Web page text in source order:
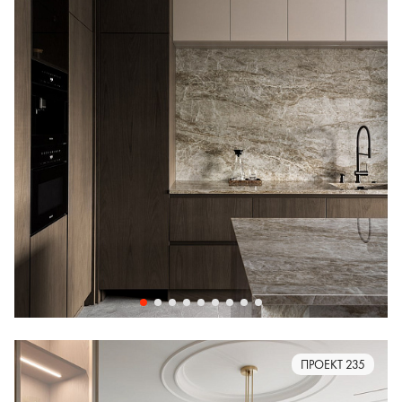
ПРОЕКТ 235